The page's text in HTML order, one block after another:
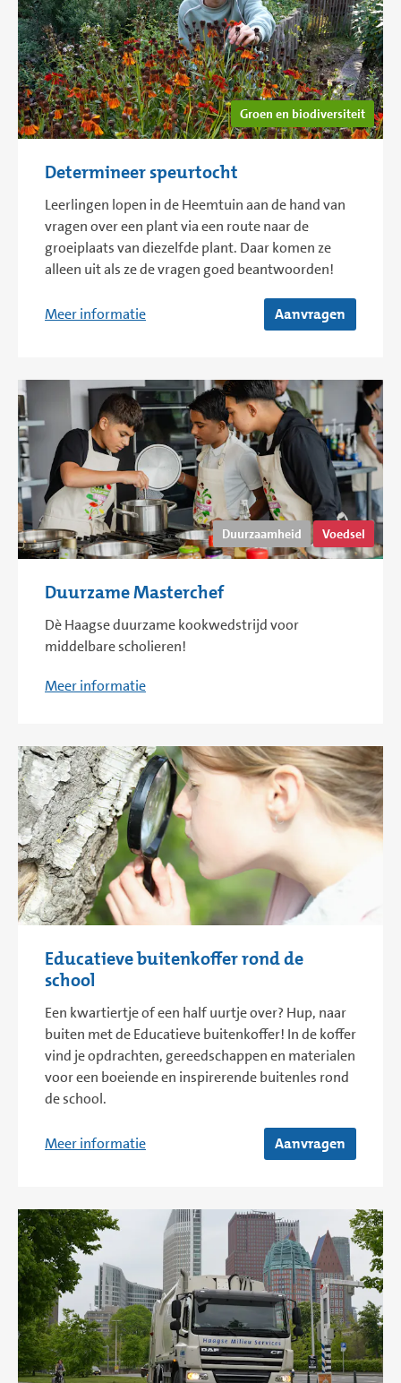
Groen en biodiversiteit
Determineer speurtocht
Leerlingen lopen in de Heemtuin aan de hand van
vragen over een plant via een route naar de
groeiplaats van diezelfde plant. Daar komen ze
alleen uit als ze de vragen goed beantwoorden!
Meer informatie Aanvragen
Duurzaamheid Voedsel
Duurzame Masterchef
Dè Haagse duurzame kookwedstrijd voor
middelbare scholieren!
Meer informatie
Educatieve buitenkoffer rond de
school
Een kwartiertje of een half uurtje over? Hup, naar
buiten met de Educatieve buitenkoffer! In de koffer
vind je opdrachten, gereedschappen en materialen
voor een boeiende en inspirerende buitenles rond
de school.
Meer informatie Aanvragen